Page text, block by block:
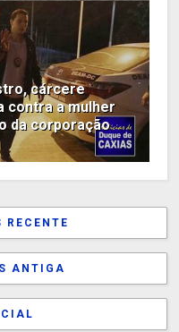
cárcere
contra a mulher
da corporação
RECENTE
ANTIGA